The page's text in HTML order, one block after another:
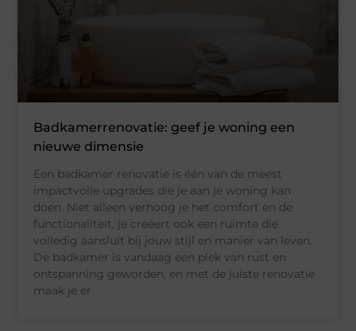
Badkamerrenovatie: geef je woning een
nieuwe dimensie
Een badkamer renovatie is één van de meest
impactvolle upgrades die je aan je woning kan
doen. Niet alleen verhoog je het comfort en de
functionaliteit, je creëert ook een ruimte die
volledig aansluit bij jouw stijl en manier van leven.
De badkamer is vandaag een plek van rust en
ontspanning geworden, en met de juiste renovatie
maak je er